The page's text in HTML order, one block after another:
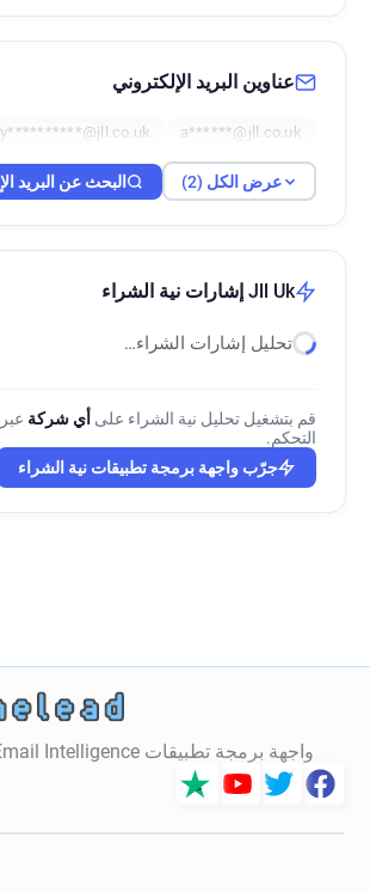
عناوين البريد الإلكتروني
a******@jll.co.uk
y**********@jll.co.uk
عرض الكل (2) البحث عن البريد
Jll Uk إشارات نية الشراء
تحليل إشارات الشراء…
قم بتشغيل تحليل نية الشراء على أي شركة
التحكم.
جرّب واجهة برمجة تطبيقات نية الشراء
واجهة برمجة تطبيقات B2B Lead & Email Intelligence